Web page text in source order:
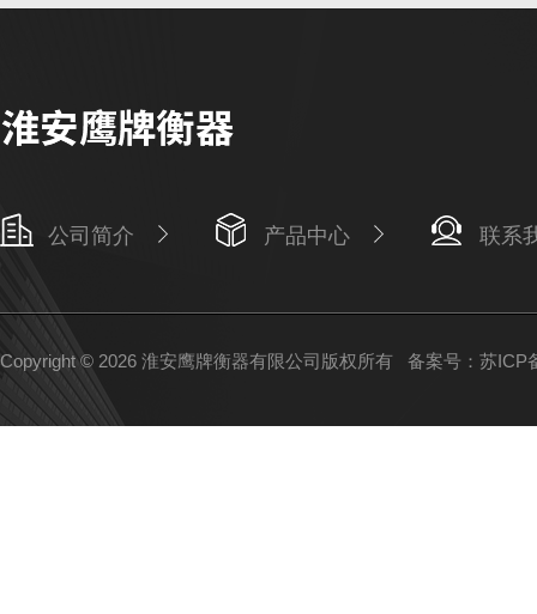
公司简介 产品中心 联系
Copyright © 2026 淮安鹰牌衡器有限公司版权所有 备案号：苏ICP